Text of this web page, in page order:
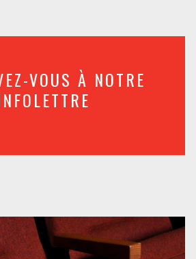
VOUS À NOTRE